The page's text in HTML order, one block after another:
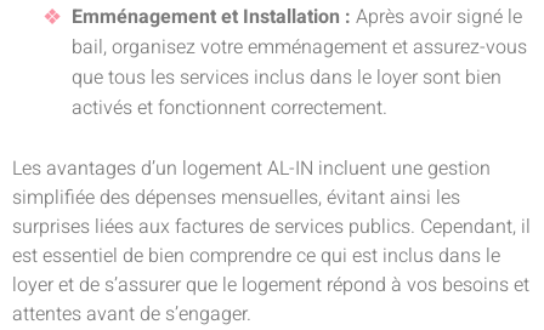
Emménagement et Installation : Après avoir signé le
bail, organisez votre emménagement et assurez-vous
que tous les services inclus dans le loyer sont bien
activés et fonctionnent correctement.
Les avantages d’un logement AL-IN incluent une gestion
simplifiée des dépenses mensuelles, évitant ainsi les
surprises liées aux factures de services publics. Cependant, il
est essentiel de bien comprendre ce qui est inclus dans le
loyer et de s’assurer que le logement répond à vos besoins et
attentes avant de s’engager.